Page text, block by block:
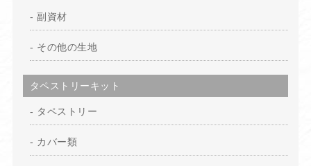
副資材
その他の生地
タペストリーキット
タペストリー
カバー類